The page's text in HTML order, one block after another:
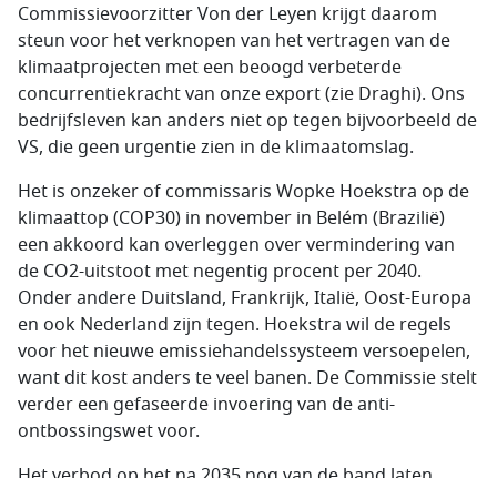
Commissievoorzitter Von der Leyen krijgt daarom
steun voor het verknopen van het vertragen van de
klimaatprojecten met een beoogd verbeterde
concurrentiekracht van onze export (zie Draghi). Ons
bedrijfsleven kan anders niet op tegen bijvoorbeeld de
VS, die geen urgentie zien in de klimaatomslag.
Het is onzeker of commissaris Wopke Hoekstra op de
klimaattop (COP30) in november in Belém (Brazilië)
een akkoord kan overleggen over vermindering van
de CO2-uitstoot met negentig procent per 2040.
Onder andere Duitsland, Frankrijk, Italië, Oost-Europa
en ook Nederland zijn tegen. Hoekstra wil de regels
voor het nieuwe emissiehandelssysteem versoepelen,
want dit kost anders te veel banen. De Commissie stelt
verder een gefaseerde invoering van de anti-
ontbossingswet voor.